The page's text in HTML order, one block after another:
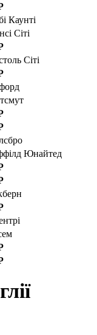
Каунті
Сіті
Сіті
Юнайтед